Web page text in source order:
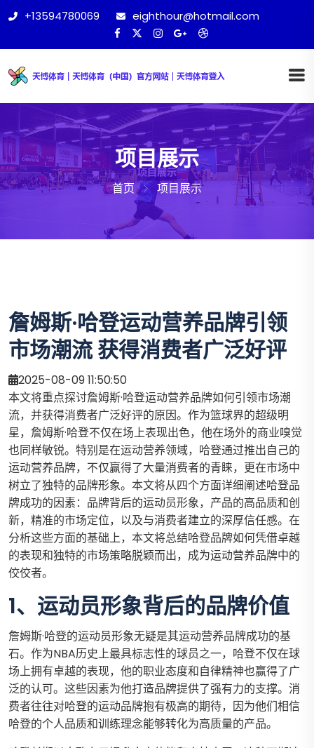
+13594780069 eighthour@hotmail.com
项目展示
首页 项目展示
詹姆斯·哈登运动营养品牌引领
市场潮流 获得消费者广泛好评
2025-08-09 11:50:50
本文将重点探讨詹姆斯·哈登运动营养品牌如何引领市场潮
流，并获得消费者广泛好评的原因。作为篮球界的超级明
星，詹姆斯·哈登不仅在场上表现出色，他在场外的商业嗅觉
也同样敏锐。特别是在运动营养领域，哈登通过推出自己的
运动营养品牌，不仅赢得了大量消费者的青睐，更在市场中
树立了独特的品牌形象。本文将从四个方面详细阐述哈登品
牌成功的因素：品牌背后的运动员形象，产品的高品质和创
新，精准的市场定位，以及与消费者建立的深厚信任感。在
分析这些方面的基础上，本文将总结哈登品牌如何凭借卓越
的表现和独特的市场策略脱颖而出，成为运动营养品牌中的
佼佼者。
1、运动员形象背后的品牌价值
詹姆斯·哈登的运动员形象无疑是其运动营养品牌成功的基
石。作为NBA历史上最具标志性的球员之一，哈登不仅在球
场上拥有卓越的表现，他的职业态度和自律精神也赢得了广
泛的认可。这些因素为他打造品牌提供了强有力的支撑。消
费者往往对哈登的运动品牌抱有极高的期待，因为他们相信
哈登的个人品质和训练理念能够转化为高质量的产品。